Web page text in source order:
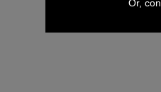
Or,